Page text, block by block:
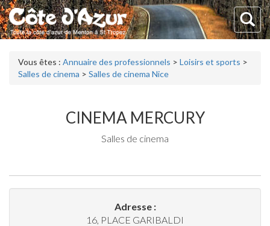
Vous êtes : Annuaire des professionnels > Loisirs et sports >
Salles de cinema > Salles de cinema Nice
CINEMA MERCURY
Salles de cinema
Adresse :
16, PLACE GARIBALDI